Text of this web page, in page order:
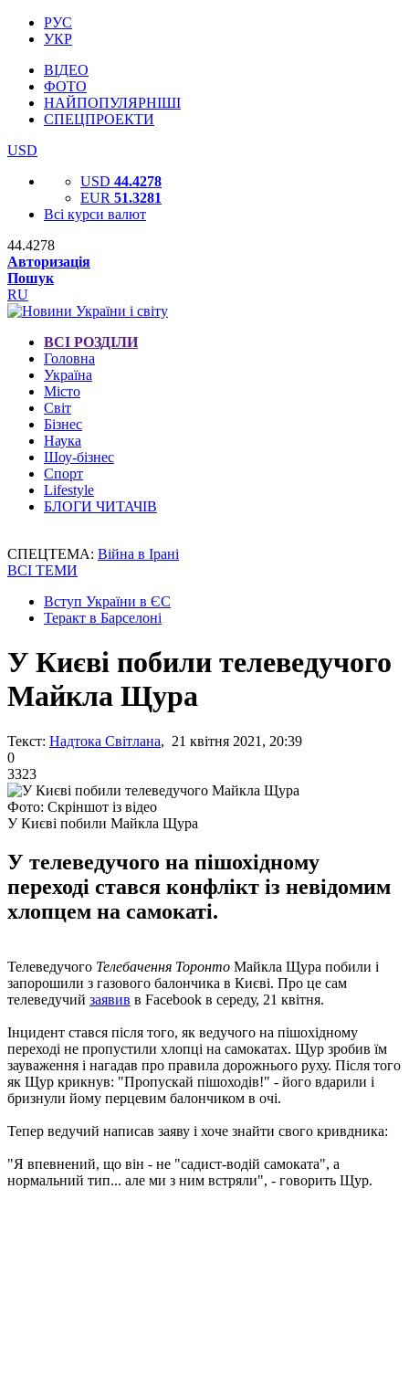
РУС
УКР
ВІДЕО
ФОТО
НАЙПОПУЛЯРНІШІ
СПЕЦПРОЕКТИ
USD
USD 44.4278
EUR 51.3281
Всі курси валют
44.4278
Авторизація
Пошук
RU
ВСІ РОЗДІЛИ
Головна
Україна
Місто
Світ
Бізнес
Наука
Шоу-бізнес
Спорт
Lifestyle
БЛОГИ ЧИТАЧІВ
СПЕЦТЕМА: Війна в Ірані
ВСІ ТЕМИ
Вступ України в ЄС
Теракт в Барселоні
У Києві побили телеведучого
Майкла Щура
Текст: Надтока Світлана, 21 квітня 2021, 20:39
0
3323
Фото: Скріншот із відео
У Києві побили Майкла Щура
У телеведучого на пішохідному
переході стався конфлікт із невідомим
хлопцем на самокаті.
Телеведучого Телебачення Торонто Майкла Щура побили і
запорошили з газового балончика в Києві. Про це сам
телеведучий заявив в Facebook в середу, 21 квітня.
Інцидент стався після того, як ведучого на пішохідному
переході не пропустили хлопці на самокатах. Щур зробив їм
зауваження і нагадав про правила дорожнього руху. Після того
як Щур крикнув: "Пропускай пішоходів!" - його вдарили і
бризнули йому перцевим балончиком в очі.
Тепер ведучий написав заяву і хоче знайти свого кривдника:
"Я впевнений, що він - не "садист-водій самоката", а
нормальний тип... але ми з ним встряли", - говорить Щур.